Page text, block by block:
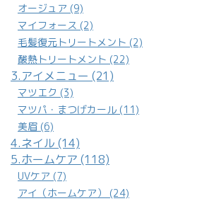
オージュア (9)
マイフォース (2)
毛髪復元トリートメント (2)
酸熱トリートメント (22)
3.アイメニュー (21)
マツエク (3)
マツパ・まつげカール (11)
美眉 (6)
4.ネイル (14)
5.ホームケア (118)
UVケア (7)
アイ（ホームケア） (24)